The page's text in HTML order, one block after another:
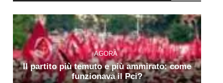
AGORÀ
Il partito più temuto e più ammirato: come
funzionava il Pci?